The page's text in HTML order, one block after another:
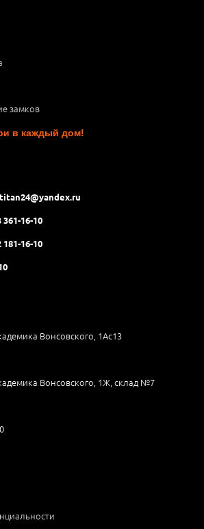
замков
в каждый дом!
361-16-10
181-16-10
Вонсовского, 1Аc13
Вонсовского, 1Ж, склад №7